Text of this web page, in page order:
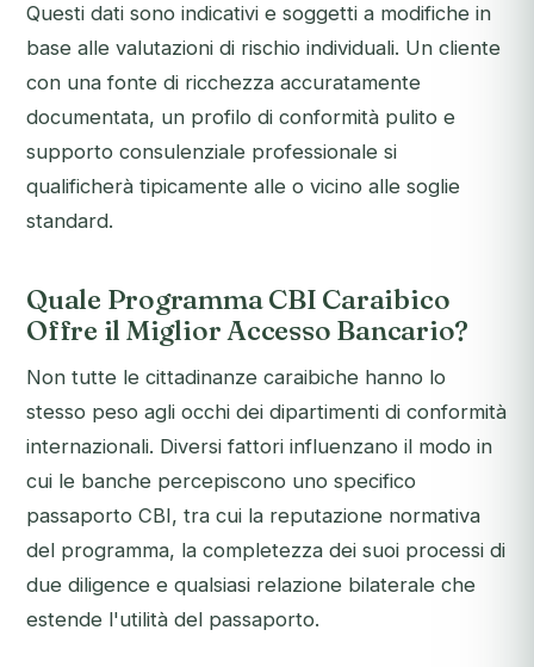
Questi dati sono indicativi e soggetti a modifiche in
base alle valutazioni di rischio individuali. Un cliente
con una fonte di ricchezza accuratamente
documentata, un profilo di conformità pulito e
supporto consulenziale professionale si
qualificherà tipicamente alle o vicino alle soglie
standard.
Quale Programma CBI Caraibico
Offre il Miglior Accesso Bancario?
Non tutte le cittadinanze caraibiche hanno lo
stesso peso agli occhi dei dipartimenti di conformità
internazionali. Diversi fattori influenzano il modo in
cui le banche percepiscono uno specifico
passaporto CBI, tra cui la reputazione normativa
del programma, la completezza dei suoi processi di
due diligence e qualsiasi relazione bilaterale che
estende l'utilità del passaporto.